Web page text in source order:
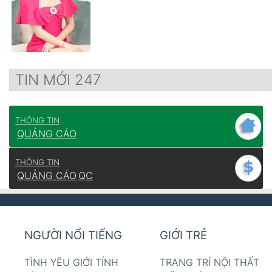
TIN MỚI 247
THÔNG TIN
QUẢNG CÁO
THÔNG TIN
QUẢNG CÁO QC
NGƯỜI NỔI TIẾNG
TÌNH YÊU GIỚI TÍNH
GIỚI TRẺ
TRANG TRÍ NỘI THẤT